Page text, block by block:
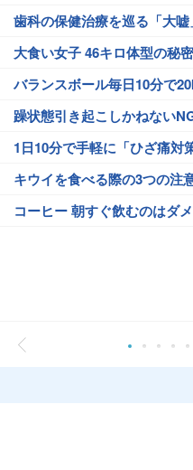
歯科の保健治療を巡る「大嘘
大食い女子 46キロ体型の秘密
バランスボール毎日10分で
躁状態引き起こしかねない
1日10分で手軽に「ひざ痛対
キウイを食べる際の3つの注
コーヒー 朝すぐ飲むのはダ